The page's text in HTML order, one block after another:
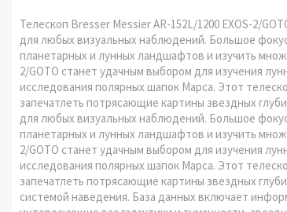
Телескоп Bresser Messier AR-152L/1200 EXOS-2/
для любых визуальных наблюдений. Большое
планетарных и лунных ландшафтов и изучить
2/GOTO станет удачным выбором для изучения
исследования полярных шапок Марса. Этот
запечатлеть потрясающие картины звездных
для любых визуальных наблюдений. Большое
планетарных и лунных ландшафтов и изучить
2/GOTO станет удачным выбором для изучения
исследования полярных шапок Марса. Этот
запечатлеть потрясающие картины звездных
системой наведения. База данных включает